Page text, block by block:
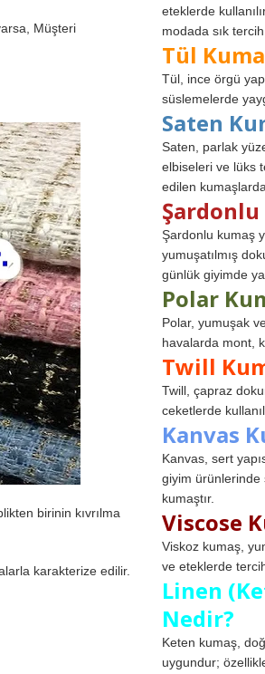
Müşteri
birinin kıvrılma
karakterize edilir.
eteklerde
modada sık
Tül
Tül, ince örgü
süslemelerde
Saten
Saten, parlak
elbiseleri ve lüks
edilen
Şardonlu kumaş
yumuşatılmış
günlük giyimde
Polar
Polar, yumuşak
havalarda mont,
Twill
Twill, çapraz
ceketlerde
Kanvas
Kanvas, sert
giyim ürünlerinde
kumaştır.
Viscose
Viskoz kumaş,
ve eteklerde
Linen
Nedir?
Keten kumaş,
uygundur;